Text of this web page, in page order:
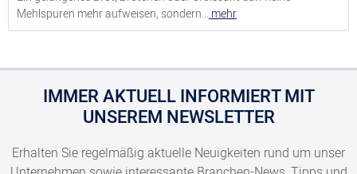
Mehlspuren mehr aufweisen, sondern... mehr
IMMER AKTUELL INFORMIERT MIT
UNSEREM NEWSLETTER
Erhalten Sie regelmäßig aktuelle Neuigkeiten rund um unser